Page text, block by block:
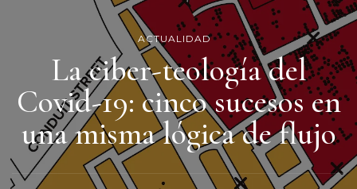
ACTUALIDAD
La ciber-teología del
Covid-19: cinco sucesos en
una misma lógica de flujo